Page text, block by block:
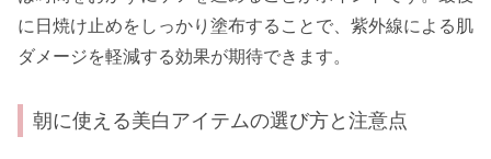
に日焼け止めをしっかり塗布することで、紫外線による肌
ダメージを軽減する効果が期待できます。
朝に使える美白アイテムの選び方と注意点